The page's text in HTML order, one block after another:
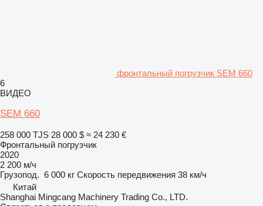
фронтальный погрузчик SEM 660
6
ВИДЕО
SEM 660
258 000 TJS 28 000 $ ≈ 24 230 €
Фронтальный погрузчик
2020
2 200 м/ч
Грузопод. 6 000 кг Скорость передвижения 38 км/ч
Китай
Shanghai Mingcang Machinery Trading Co., LTD.